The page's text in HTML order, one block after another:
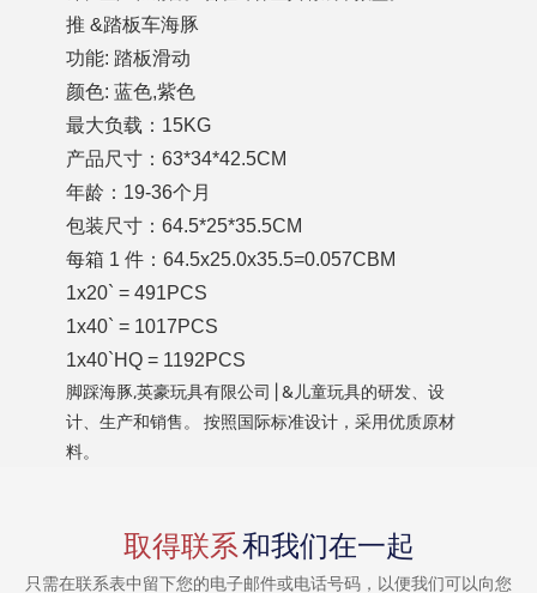
推 &踏板车海豚
功能: 踏板滑动
颜色: 蓝色,紫色
最大负载：15KG
产品尺寸：63*34*42.5CM
年龄：19-36个月
包装尺寸：64.5*25*35.5CM
每箱 1 件：64.5x25.0x35.5=0.057CBM
1x20` = 491PCS
1x40` = 1017PCS
1x40`HQ = 1192PCS
脚踩海豚,英豪玩具有限公司 | &儿童玩具的研发、设
计、生产和销售。 按照国际标准设计，采用优质原材
料。
取得联系和我们在一起
只需在联系表中留下您的电子邮件或电话号码，以便我们可以向您